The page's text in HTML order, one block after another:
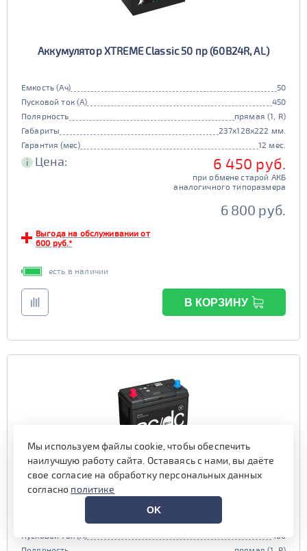
Аккумулятор XTREME Classic 50 пр (60B24R, AL)
Емкость (Ач)
50
Пусковой ток (А)
450
Полярность
прямая (1, R)
Габариты
237x128x222 мм.
Гарантия (мес)
12 мес.
i Цена: 6 450 руб.
при обмене старой АКБ
аналогичного типоразмера
6 800 руб.
Выгода на обслуживании от
600 руб.*
есть в наличии
В КОРЗИНУ
Аккумулятор AC/DC 50 пр (65B24R, KN)
Пусковой ток (А)
460
Мы используем файлы cookie, чтобы обеспечить
наилучшую работу сайта. Оставаясь с нами, вы даёте
свое согласие на обработку персональных данных
согласно политике
OK